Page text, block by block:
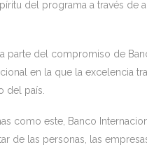
del programa a través de
parte del compromiso de
en la que la excelencia
del país.
como este, Banco
de las personas, las